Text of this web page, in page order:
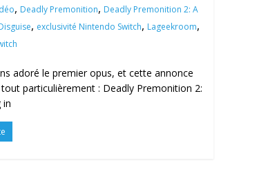
, Deadly Premonition, Deadly Premonition 2: A
, exclusivité Nintendo Switch, Lageekroom,
adoré le premier opus, et cette annonce
particulièrement : Deadly Premonition 2:
in